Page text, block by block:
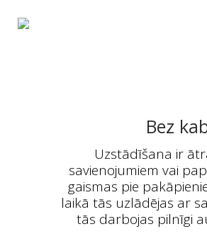
Bez
Uzstādīšana ir
savienojumiem vai
gaismas pie
laikā tās uzlādējas ar
tās darbojas pilnīgi